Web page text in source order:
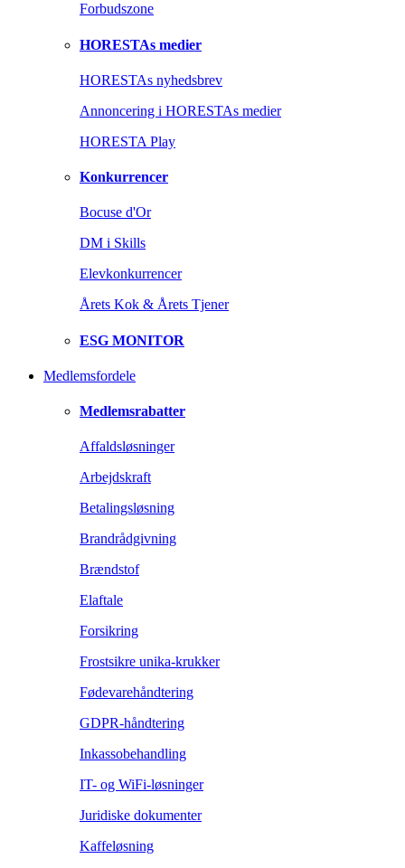
Forbudszone
HORESTAs medier
HORESTAs nyhedsbrev
Annoncering i HORESTAs medier
HORESTA Play
Konkurrencer
Bocuse d'Or
DM i Skills
Elevkonkurrencer
Årets Kok & Årets Tjener
ESG MONITOR
Medlemsfordele
Medlemsrabatter
Affaldsløsninger
Arbejdskraft
Betalingsløsning
Brandrådgivning
Brændstof
Elaftale
Forsikring
Frostsikre unika-krukker
Fødevarehåndtering
GDPR-håndtering
Inkassobehandling
IT- og WiFi-løsninger
Juridiske dokumenter
Kaffeløsning